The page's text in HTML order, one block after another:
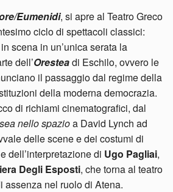
Eumenidi, si apre al Teatro Greco
ciclo di spettacoli classici:
scena in un’unica serata la
dell’Oresteadi Eschilo, ovvero le
il passaggio dal regime della
della moderna democrazia.
di richiami cinematografici, dal
nello spazioa David Lynch ad
delle scene e dei costumi di
e dell’interpretazione di Ugo Pagliai,
Degli Esposti, che torna al teatro
assenza nel ruolo di Atena.